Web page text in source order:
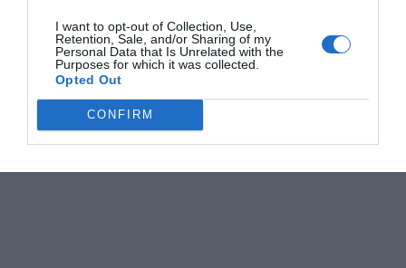
I want to opt-out of Collection, Use,
Retention, Sale, and/or Sharing of my
Personal Data that Is Unrelated with the
Purposes for which it was collected.
Opted Out
CONFIRM